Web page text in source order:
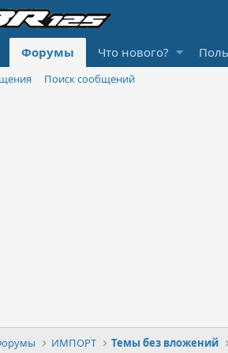
Форумы Что нового?
Поиск сообщений
ИМПОРТ Темы без вложений